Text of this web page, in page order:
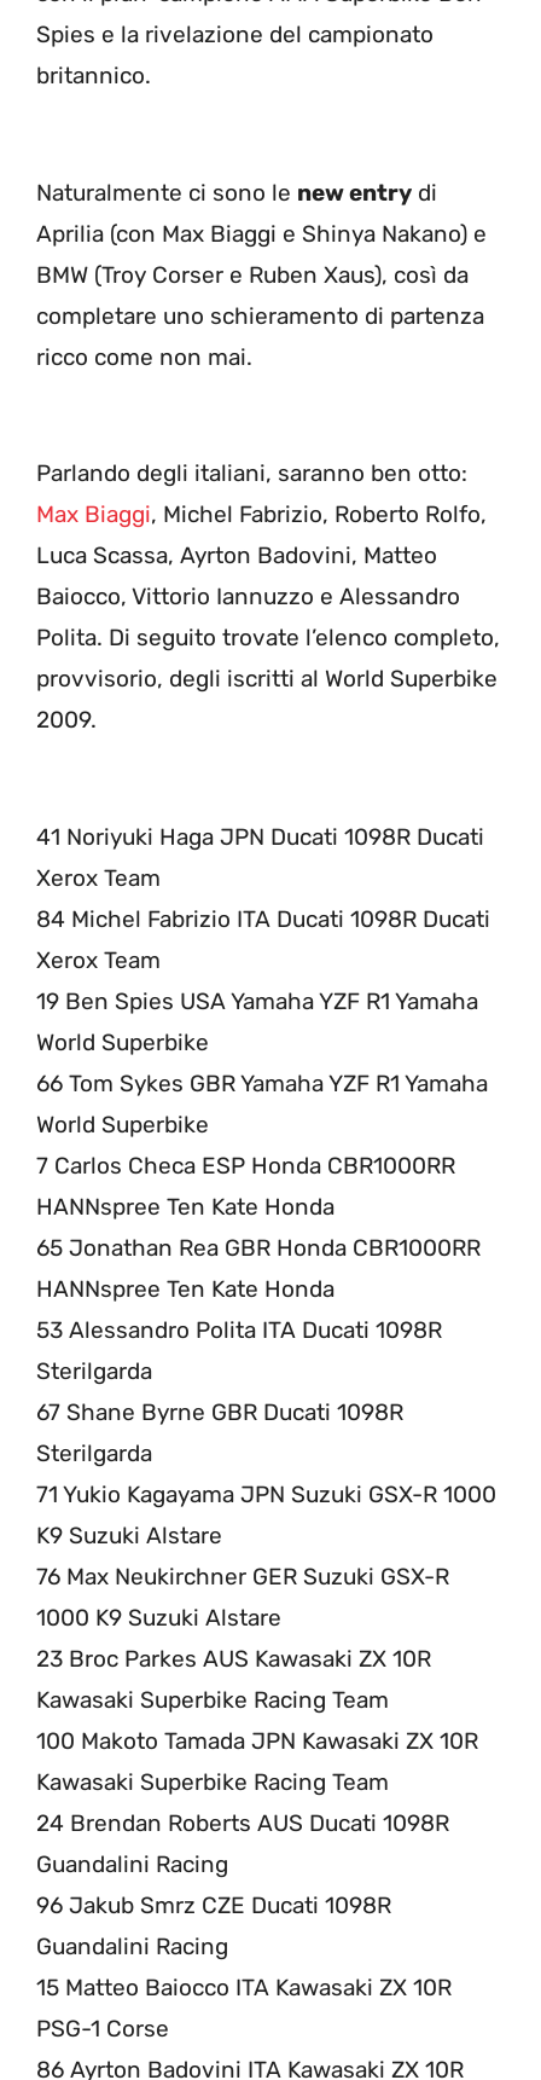
Spies e la rivelazione del campionato
britannico.
Naturalmente ci sono le new entry di
Aprilia (con Max Biaggi e Shinya Nakano) e
BMW (Troy Corser e Ruben Xaus), così da
completare uno schieramento di partenza
ricco come non mai.
Parlando degli italiani, saranno ben otto:
Max Biaggi, Michel Fabrizio, Roberto Rolfo,
Luca Scassa, Ayrton Badovini, Matteo
Baiocco, Vittorio Iannuzzo e Alessandro
Polita. Di seguito trovate l’elenco completo,
provvisorio, degli iscritti al World Superbike
2009.
41 Noriyuki Haga JPN Ducati 1098R Ducati
Xerox Team
84 Michel Fabrizio ITA Ducati 1098R Ducati
Xerox Team
19 Ben Spies USA Yamaha YZF R1 Yamaha
World Superbike
66 Tom Sykes GBR Yamaha YZF R1 Yamaha
World Superbike
7 Carlos Checa ESP Honda CBR1000RR
HANNspree Ten Kate Honda
65 Jonathan Rea GBR Honda CBR1000RR
HANNspree Ten Kate Honda
53 Alessandro Polita ITA Ducati 1098R
Sterilgarda
67 Shane Byrne GBR Ducati 1098R
Sterilgarda
71 Yukio Kagayama JPN Suzuki GSX-R 1000
K9 Suzuki Alstare
76 Max Neukirchner GER Suzuki GSX-R
1000 K9 Suzuki Alstare
23 Broc Parkes AUS Kawasaki ZX 10R
Kawasaki Superbike Racing Team
100 Makoto Tamada JPN Kawasaki ZX 10R
Kawasaki Superbike Racing Team
24 Brendan Roberts AUS Ducati 1098R
Guandalini Racing
96 Jakub Smrz CZE Ducati 1098R
Guandalini Racing
15 Matteo Baiocco ITA Kawasaki ZX 10R
PSG-1 Corse
86 Ayrton Badovini ITA Kawasaki ZX 10R